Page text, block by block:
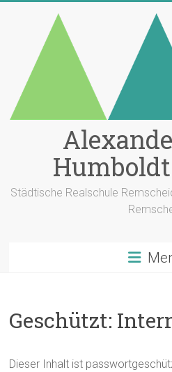
Städtische Realschule
Geschützt:
Dieser Inhalt ist